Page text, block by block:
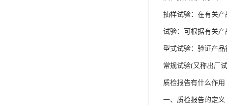
抽样试验：在有关
试验：可根据有关产
型式试验：验证产
常规试验(又称出厂
质检报告有什么作用
一、质检报告的定义